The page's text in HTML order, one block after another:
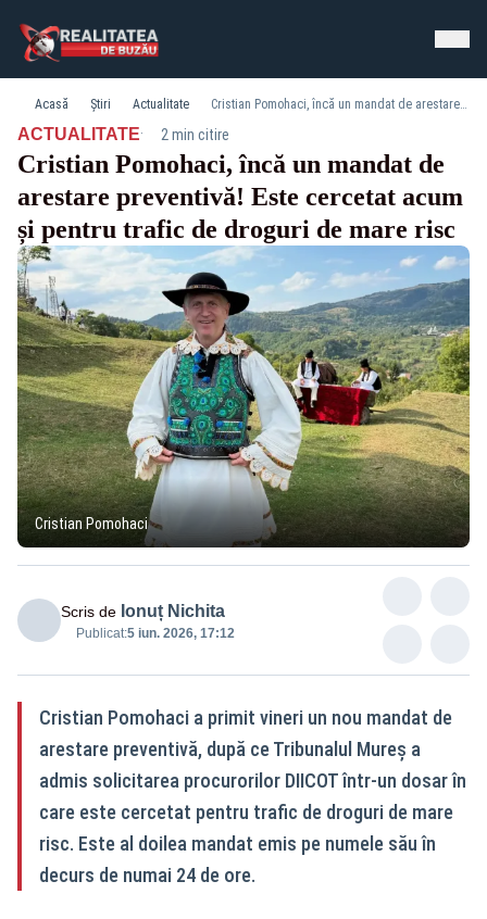
Acasă Știri Actualitate Cristian Pomohaci, încă un mandat de arestare preventivă! Este cercetat acum și pentru trafic de droguri de mare risc
ACTUALITATE· 2 min citire
Cristian Pomohaci, încă un mandat de
arestare preventivă! Este cercetat acum
și pentru trafic de droguri de mare risc
Cristian Pomohaci
Scris de Ionuț Nichita
Publicat:5 iun. 2026, 17:12
Cristian Pomohaci a primit vineri un nou mandat de
arestare preventivă, după ce Tribunalul Mureș a
admis solicitarea procurorilor DIICOT într-un dosar în
care este cercetat pentru trafic de droguri de mare
risc. Este al doilea mandat emis pe numele său în
decurs de numai 24 de ore.